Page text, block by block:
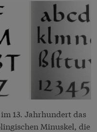
13. Jahrhundert das
Minuskel, die